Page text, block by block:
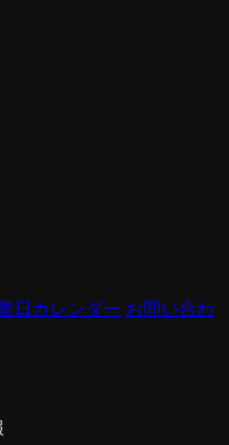
日カレンダー お問い合わ